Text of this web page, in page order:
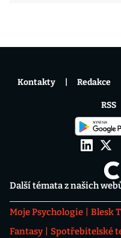
Další témata z našich
Moje Psychologie Blesk
Fantasy
Spotřebitelské
Kontakty Redakce
RSS